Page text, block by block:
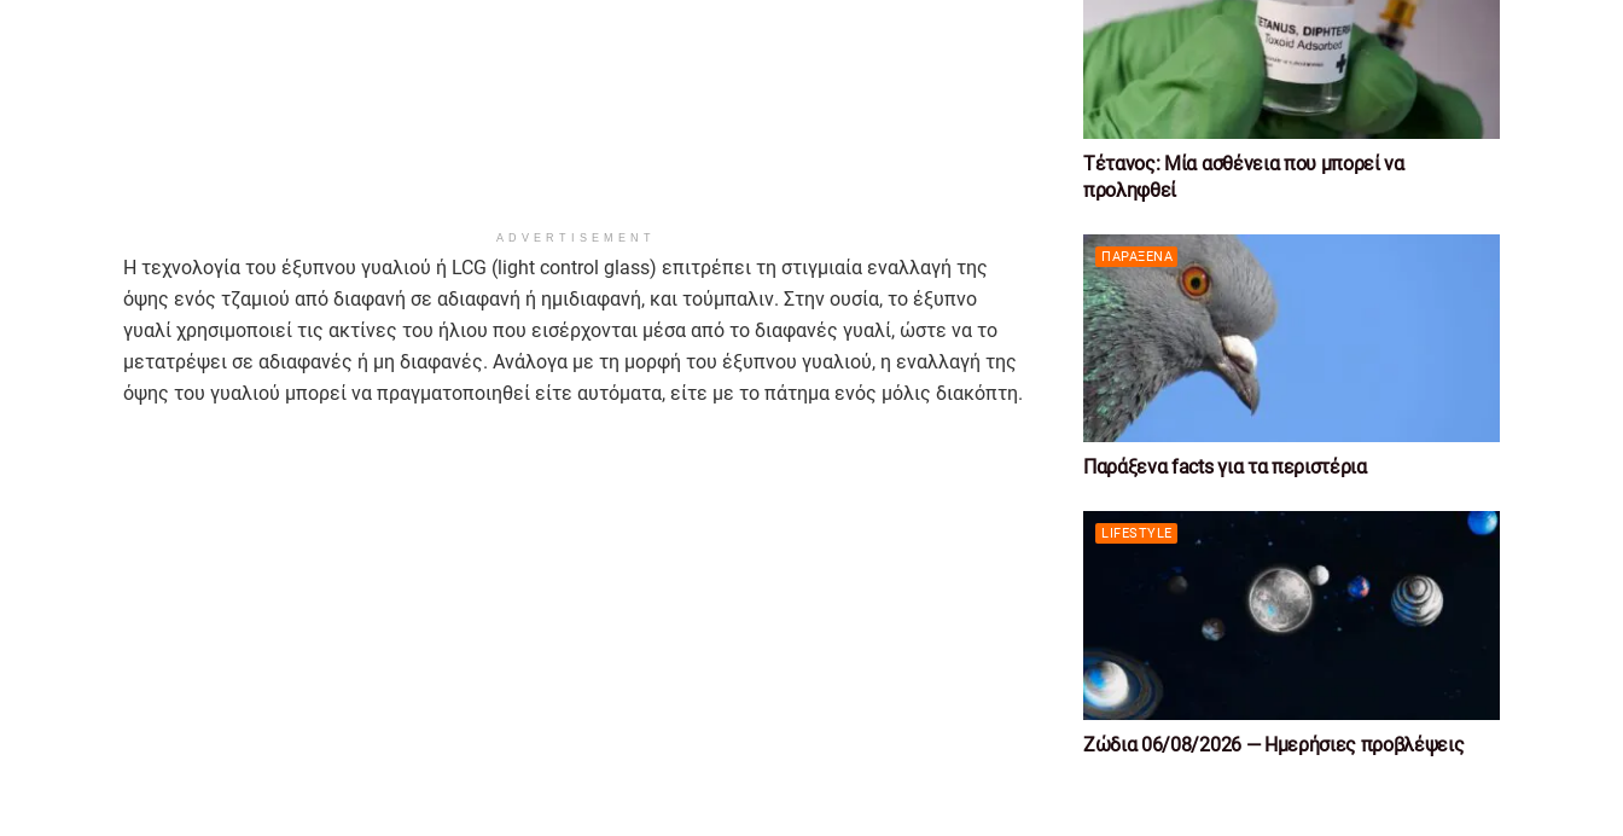
ADVERTISEMENT
Η τεχνολογία του έξυπνου γυαλιού ή LCG (light control glass) επιτρέπει τη στιγμιαία εναλλαγή της
όψης ενός τζαμιού από διαφανή σε αδιαφανή ή ημιδιαφανή, και τούμπαλιν. Στην ουσία, το έξυπνο
γυαλί χρησιμοποιεί τις ακτίνες του ήλιου που εισέρχονται μέσα από το διαφανές γυαλί, ώστε να το
μετατρέψει σε αδιαφανές ή μη διαφανές. Ανάλογα με τη μορφή του έξυπνου γυαλιού, η εναλλαγή της
όψης του γυαλιού μπορεί να πραγματοποιηθεί είτε αυτόματα, είτε με το πάτημα ενός μόλις διακόπτη.
Τέτανος: Μία ασθένεια που μπορεί να
προληφθεί
ΠΑΡΆΞΕΝΑ
Παράξενα facts για τα περιστέρια
LIFESTYLE
Ζώδια 06/08/2026 — Ημερήσιες προβλέψεις